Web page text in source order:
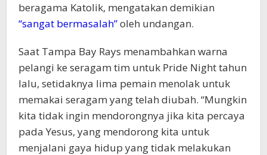
beragama Katolik, mengatakan demikian
“sangat bermasalah”oleh undangan.
Saat Tampa Bay Rays menambahkan warna
pelangi ke seragam tim untuk Pride Night tahun
lalu, setidaknya lima pemain menolak untuk
memakai seragam yang telah diubah. “Mungkin
kita tidak ingin mendorongnya jika kita percaya
pada Yesus, yang mendorong kita untuk
menjalani gaya hidup yang tidak melakukan